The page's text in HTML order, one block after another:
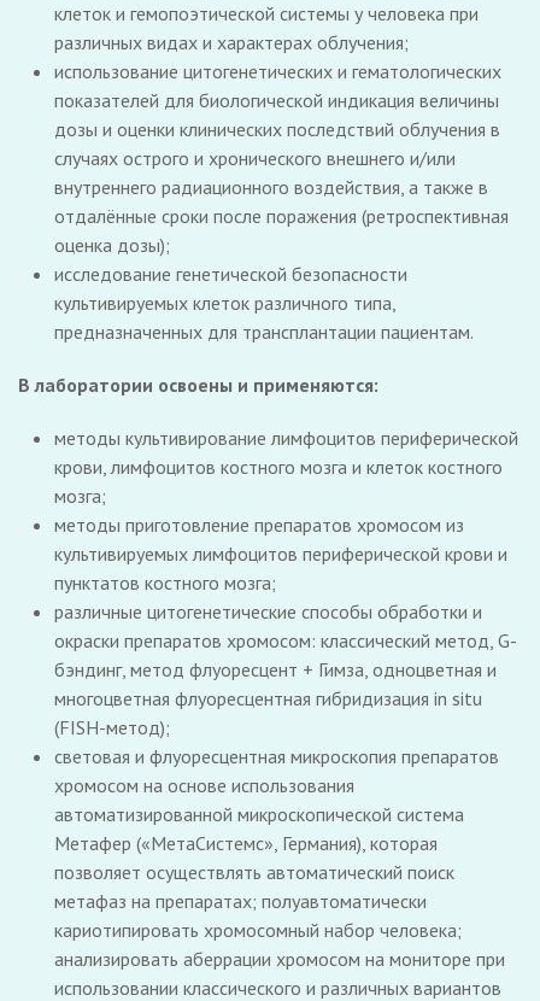
клеток и гемопоэтической системы у человека при
различных видах и характерах облучения;
использование цитогенетических и гематологических
показателей для биологической индикация величины
дозы и оценки клинических последствий облучения в
случаях острого и хронического внешнего и/или
внутреннего радиационного воздействия, а также в
отдалённые сроки после поражения (ретроспективная
оценка дозы);
исследование генетической безопасности
культивируемых клеток различного типа,
предназначенных для трансплантации пациентам.
В лаборатории освоены и применяются:
методы культивирование лимфоцитов периферической
крови, лимфоцитов костного мозга и клеток костного
мозга;
методы приготовление препаратов хромосом из
культивируемых лимфоцитов периферической крови и
пунктатов костного мозга;
различные цитогенетические способы обработки и
окраски препаратов хромосом: классический метод, G-
бэндинг, метод флуоресцент + Гимза, одноцветная и
многоцветная флуоресцентная гибридизация in situ
(FISH-метод);
световая и флуоресцентная микроскопия препаратов
хромосом на основе использования
автоматизированной микроскопической система
Метафер («МетаСистемс», Германия), которая
позволяет осуществлять автоматический поиск
метафаз на препаратах; полуавтоматически
кариотипировать хромосомный набор человека;
анализировать аберрации хромосом на мониторе при
использовании классического и различных вариантов